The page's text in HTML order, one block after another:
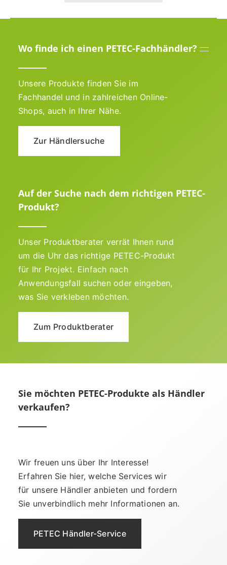
Wo finde ich einen PETEC-Fachhändler?
Unsere Produkte finden Sie im
Fachhandel und in zahlreichen Online-
Shops, auch in Ihrer Nähe.
Zur Händlersuche
Auf der Suche nach dem richtigen PETEC-
Produkt?
Unser Produktberater verrät Ihnen rund
um die Uhr das richtige PETEC-Produkt
für Ihr Projekt. Einfach nach
Anwendungsfall suchen oder eingeben,
was Sie verkleben möchten.
Zum Produktberater
Sie möchten PETEC-Produkte als Händler
verkaufen?
Wir freuen uns über Ihr Interesse!
Erfahren Sie hier, welche Services wir
für unsere Händler anbieten und fordern
Sie unverbindlich mehr Informationen an.
PETEC Händler-Service